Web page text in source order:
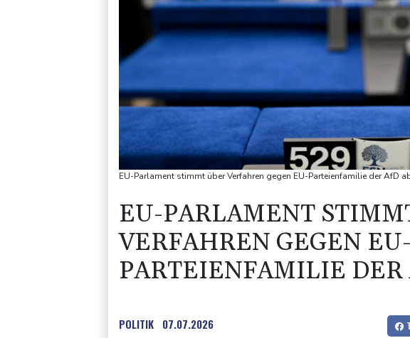
EU-Parlament stimmt über Verfahren gegen EU-Parteienfamilie der AfD
EU-PARLAMENT
VERFAHREN GEGEN EU-
PARTEIENFAMILIE DER
POLITIK 07.07.2026